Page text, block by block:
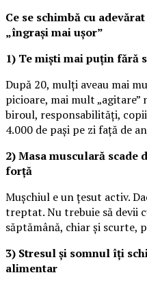
Ce se schimbă cu
„îngrași mai ușor”
1) Te miști mai puțin fără
După 20, mulți aveau mai
picioare, mai mult „agitare”
biroul, responsabilități,
4.000 de pași pe zi față de
2) Masa musculară scade
forță
Mușchiul e un țesut activ.
treptat. Nu trebuie să devii
săptămână, chiar și scurte,
3) Stresul și somnul îți
alimentar